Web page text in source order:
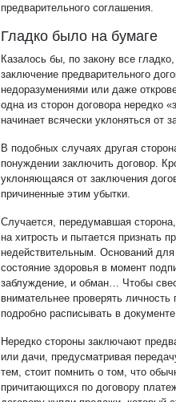
предварительного соглашения.
Гладко было на бумаге
Казалось бы, по закону все
заключение предварительного
недоразумениями или даже
одна из сторон договора нередко
начинает всячески уклоняться от
В подобных случаях другая
понуждении заключить договор.
уклоняющаяся от заключения
причиненные этим убытки.
Случается, передумавшая
на хитрость и пытается признать
недействительным. Оснований
состояние здоровья в момент
заблуждение, и обман… Чтобы
внимательнее проверять
подробно расписывать в
Нередко стороны заключают
или дачи, предусматривая
тем, стоит помнить о том, что
причитающихся по договору